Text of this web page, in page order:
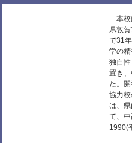
本校
県敦
で31
学の
独自
置き
た。
協力
は、
て、中
1990(